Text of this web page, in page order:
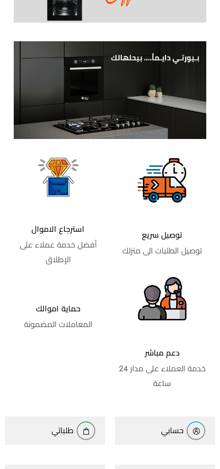
توصيل سريع
توصيل الطلبات الى منزلك
استرجاع الاموال
أفضل خدمة عملاء على
الإطلاق
دعم مباشر
خدمة العملاء على مدار 24
ساعة
حماية اموالك
المعاملات المضمونة
حسابي طلباتي